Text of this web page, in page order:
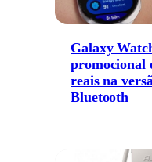
Galaxy
promocional
reais na
Bluetooth